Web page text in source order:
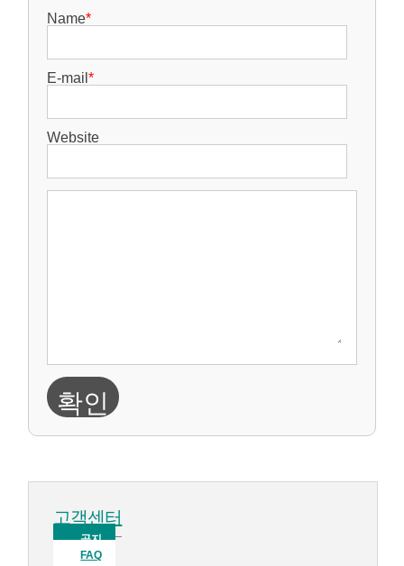
Name*
E-mail*
Website
확인
고객센터
공지
FAQ